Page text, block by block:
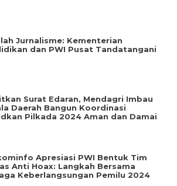
Jurnalisme: Kementerian
dan PWI Pusat Tandatangani
Surat Edaran, Mendagri Imbau
Daerah Bangun Koordinasi
Pilkada 2024 Aman dan Damai
Apresiasi PWI Bentuk Tim
Anti Hoax: Langkah Bersama
Keberlangsungan Pemilu 2024